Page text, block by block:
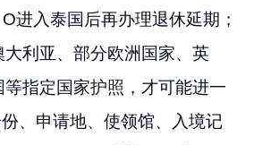
进入泰国后再办理退休延期；
利亚、部分欧洲国家、英
等指定国家护照 ，才可能进一
、申请地、使领馆、入境记